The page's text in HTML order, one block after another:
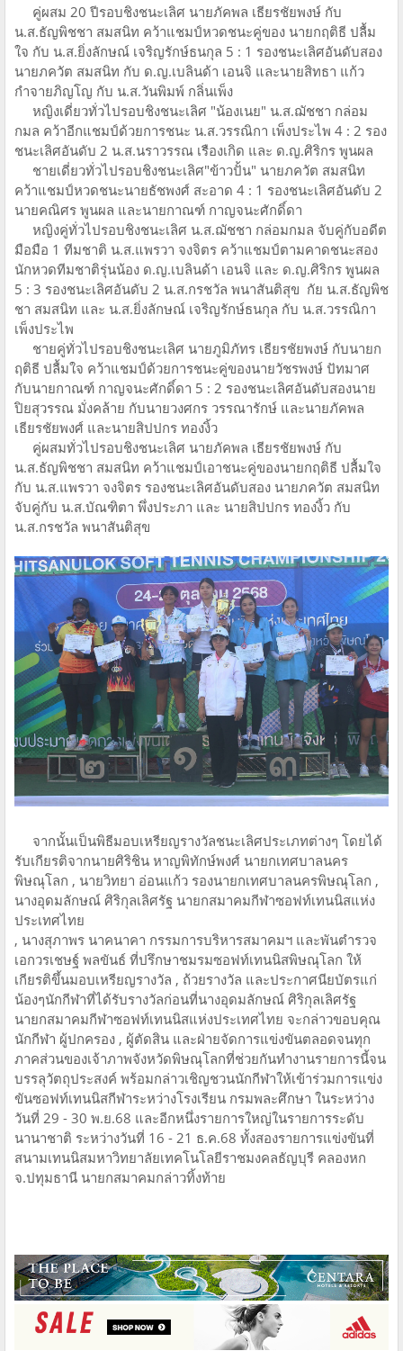
คู่ผสม 20 ปีรอบชิงชนะเลิศ นายภัคพล เธียรชัยพงษ์ กับ
น.ส.ธัญพิชชา สมสนิท คว้าแชมป์หวดชนะคู่ของ นายกฤติธี ปลื้ม
ใจ กับ น.ส.ยิ่งลักษณ์ เจริญรักษ์ธนกุล 5 : 1 รองชนะเลิศอันดับสอง
นายภควัต สมสนิท กับ ด.ญ.เบลินด้า เอนจิ และนายสิทธา แก้ว
กำจายภิญโญ กับ น.ส.วันพิมพ์ กลิ่นเพ็ง
หญิงเดี่ยวทั่วไปรอบชิงชนะเลิศ "น้องเนย" น.ส.ฌัชชา กล่อม
กมล คว้าอีกแชมป์ด้วยการชนะ น.ส.วรรณิกา เพ็งประไพ 4 : 2 รอง
ชนะเลิศอันดับ 2 น.ส.นราวรรณ เรืองเกิด และ ด.ญ.ศิริกร พูนผล
ชายเดี่ยวทั่วไปรอบชิงชนะเลิศ"ข้าวปั้น" นายภควัต สมสนิท
คว้าแชมป์หวดชนะนายธัชพงศ์ สะอาด 4 : 1 รองชนะเลิศอันดับ 2
นายคณิศร พูนผล และนายกาณฑ์ กาญจนะศักดิ์ดา
หญิงคู่ทั่วไปรอบชิงชนะเลิศ น.ส.ฌัชชา กล่อมกมล จับคู่กับอดีต
มือมือ 1 ทีมชาติ น.ส.แพรวา จงจิตร คว้าแชมป์ตามคาดชนะสอง
นักหวดทีมชาติรุ่นน้อง ด.ญ.เบลินด้า เอนจิ และ ด.ญ.ศิริกร พูนผล
5 : 3 รองชนะเลิศอันดับ 2 น.ส.กรชวัล พนาสันติสุข กัย น.ส.ธัญพิช
ชา สมสนิท และ น.ส.ยิ่งลักษณ์ เจริญรักษ์ธนกุล กับ น.ส.วรรณิกา
เพ็งประไพ
ชายคู่ทั่วไปรอบชิงชนะเลิศ นายภูมิภัทร เธียรชัยพงษ์ กับนายก
ฤติธี ปลื้มใจ คว้าแชมป์ด้วยการชนะคู่ของนายวัชรพงษ์ ปัทมาศ
กับนายกาณฑ์ กาญจนะศักดิ์ดา 5 : 2 รองชนะเลิศอันดับสองนาย
ปิยสุวรรณ มั่งคล้าย กับนายวงศกร วรรณารักษ์ และนายภัคพล
เธียรชัยพงศ์ และนายสิปปกร ทองงิ้ว
คู่ผสมทั่วไปรอบชิงชนะเลิศ นายภัคพล เธียรชัยพงษ์ กับ
น.ส.ธัญพิชชา สมสนิท คว้าแชมป์เอาชนะคู่ของนายกฤติธี ปลื้มใจ
กับ น.ส.แพรวา จงจิตร รองชนะเลิศอันดับสอง นายภควัต สมสนิท
จับคู่กับ น.ส.บัณฑิตา พึ่งประภา และ นายสิปปกร ทองงิ้ว กับ
น.ส.กรชวัล พนาสันติสุข
จากนั้นเป็นพิธีมอบเหรียญรางวัลชนะเลิศประเภทต่างๆ โดยได้
รับเกียรติจากนายศิริชิน หาญพิทักษ์พงศ์ นายกเทศบาลนคร
พิษณุโลก , นายวิทยา อ่อนแก้ว รองนายกเทศบาลนครพิษณุโลก ,
นางอุดมลักษณ์ ศิริกุลเลิศรัฐ นายกสมาคมกีฬาซอฟท์เทนนิสแห่ง
ประเทศไทย
, นางสุภาพร นาคนาคา กรรมการบริหารสมาคมฯ และพันตำรวจ
เอกวรเชษฐ์ พลขันธ์ ที่ปรึกษาชมรมซอฟท์เทนนิสพิษณุโลก ให้
เกียรติขึ้นมอบเหรียญรางวัล , ถ้วยรางวัล และประกาศนียบัตรแก่
น้องๆนักกีฬาที่ได้รับรางวัลก่อนที่นางอุดมลักษณ์ ศิริกุลเลิศรัฐ
นายกสมาคมกีฬาซอฟท์เทนนิสแห่งประเทศไทย จะกล่าวขอบคุณ
นักกีฬา ผู้ปกครอง , ผู้ตัดสิน และฝ่ายจัดการแข่งขันตลอดจนทุก
ภาคส่วนของเจ้าภาพจังหวัดพิษณุโลกที่ช่วยกันทำงานรายการนี้จน
บรรลุวัตถุประสงค์ พร้อมกล่าวเชิญชวนนักกีฬาให้เข้าร่วมการแข่ง
ขันซอฟท์เทนนิสกีฬาระหว่างโรงเรียน กรมพละศึกษา ในระหว่าง
วันที่ 29 - 30 พ.ย.68 และอีกหนึ่งรายการใหญ่ในรายการระดับ
นานาชาติ ระหว่างวันที่ 16 - 21 ธ.ค.68 ทั้งสองรายการแข่งขันที่
สนามเทนนิสมหาวิทยาลัยเทคโนโลยีราชมงคลธัญบุรี คลองหก
จ.ปทุมธานี นายกสมาคมกล่าวทิ้งท้าย